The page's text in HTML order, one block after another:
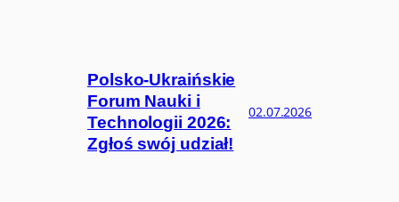
Polsko-Ukraińskie
Forum Nauki i
Technologii 2026:
Zgłoś swój udział!
02.07.2026